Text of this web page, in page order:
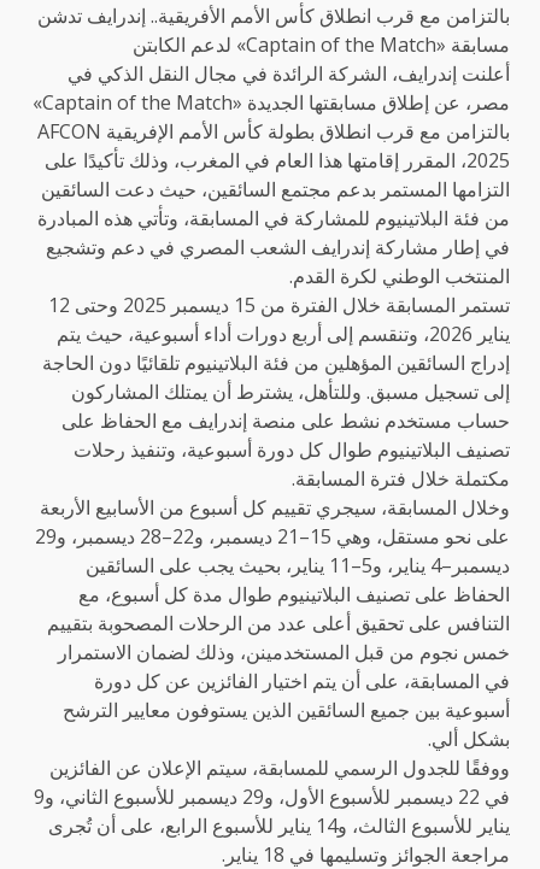
بالتزامن مع قرب انطلاق كأس الأمم الأفريقية.. إندرايف تدشن
مسابقة «Captain of the Match» لدعم الكابتن
أعلنت إندرايف، الشركة الرائدة في مجال النقل الذكي في
مصر، عن إطلاق مسابقتها الجديدة «Captain of the Match»
بالتزامن مع قرب انطلاق بطولة كأس الأمم الإفريقية AFCON
2025، المقرر إقامتها هذا العام في المغرب، وذلك تأكيدًا على
التزامها المستمر بدعم مجتمع السائقين، حيث دعت السائقين
من فئة البلاتينيوم للمشاركة في المسابقة، وتأتي هذه المبادرة
في إطار مشاركة إندرايف الشعب المصري في دعم وتشجيع
المنتخب الوطني لكرة القدم.
تستمر المسابقة خلال الفترة من 15 ديسمبر 2025 وحتى 12
يناير 2026، وتنقسم إلى أربع دورات أداء أسبوعية، حيث يتم
إدراج السائقين المؤهلين من فئة البلاتينيوم تلقائيًا دون الحاجة
إلى تسجيل مسبق. وللتأهل، يشترط أن يمتلك المشاركون
حساب مستخدم نشط على منصة إندرايف مع الحفاظ على
تصنيف البلاتينيوم طوال كل دورة أسبوعية، وتنفيذ رحلات
مكتملة خلال فترة المسابقة.
وخلال المسابقة، سيجري تقييم كل أسبوع من الأسابيع الأربعة
على نحو مستقل، وهي 15–21 ديسمبر، و22–28 ديسمبر، و29
ديسمبر–4 يناير، و5–11 يناير، بحيث يجب على السائقين
الحفاظ على تصنيف البلاتينيوم طوال مدة كل أسبوع، مع
التنافس على تحقيق أعلى عدد من الرحلات المصحوبة بتقييم
خمس نجوم من قبل المستخدمينن، وذلك لضمان الاستمرار
في المسابقة، على أن يتم اختيار الفائزين عن كل دورة
أسبوعية بين جميع السائقين الذين يستوفون معايير الترشح
بشكل ألي.
ووفقًا للجدول الرسمي للمسابقة، سيتم الإعلان عن الفائزين
في 22 ديسمبر للأسبوع الأول، و29 ديسمبر للأسبوع الثاني، و9
يناير للأسبوع الثالث، و14 يناير للأسبوع الرابع، على أن تُجرى
مراجعة الجوائز وتسليمها في 18 يناير.